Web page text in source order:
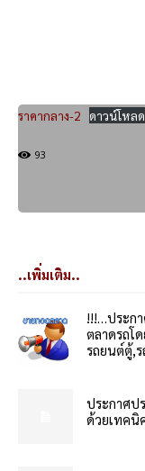
ราคากลาง-2 ดาวน์โหลด
93
..เพิ่มเติม..
!!!…ประก
ตลาดรถโ
รถยนต์ตู้,ร
ประกาศป
ด้วยเทคนิ